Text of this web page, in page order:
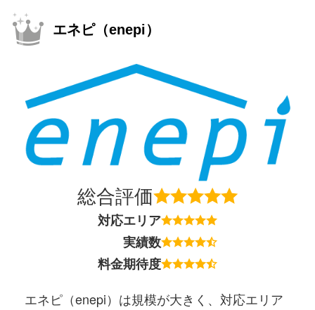
エネピ（enepi）
総合評価
対応エリア
実績数
料金期待度
エネピ（enepi）は規模が大きく、対応エリア